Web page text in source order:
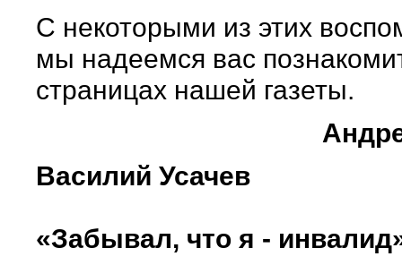
С некоторыми из этих
мы надеемся вас
страницах нашей газеты.
Василий Усачев
«Забывал, что я -